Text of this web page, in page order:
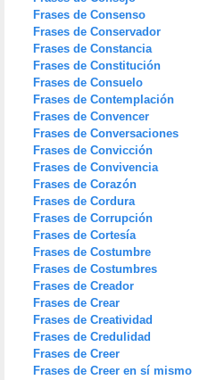
Frases de Consenso
Frases de Conservador
Frases de Constancia
Frases de Constitución
Frases de Consuelo
Frases de Contemplación
Frases de Convencer
Frases de Conversaciones
Frases de Convicción
Frases de Convivencia
Frases de Corazón
Frases de Cordura
Frases de Corrupción
Frases de Cortesía
Frases de Costumbre
Frases de Costumbres
Frases de Creador
Frases de Crear
Frases de Creatividad
Frases de Credulidad
Frases de Creer
Frases de Creer en sí mismo